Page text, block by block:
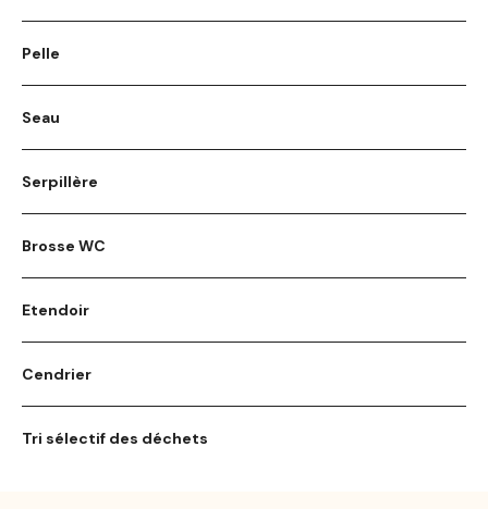
Pelle
Seau
Serpillère
Brosse WC
Etendoir
Cendrier
Tri sélectif des déchets